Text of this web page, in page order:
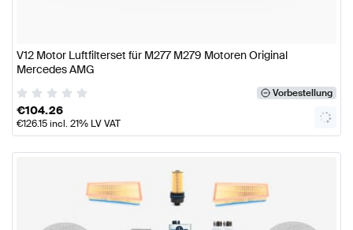
V12 Motor Luftfilterset für M277 M279 Motoren Original
Mercedes AMG
Vorbestellung
€104.26
€126.15incl. 21% LV VAT